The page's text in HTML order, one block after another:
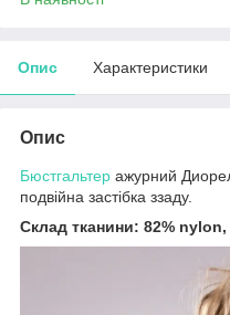
Опис Характеристики
Опис
Бюстгальтер ажурний
подвійна застібка ззаду.
Склад тканини: 82%